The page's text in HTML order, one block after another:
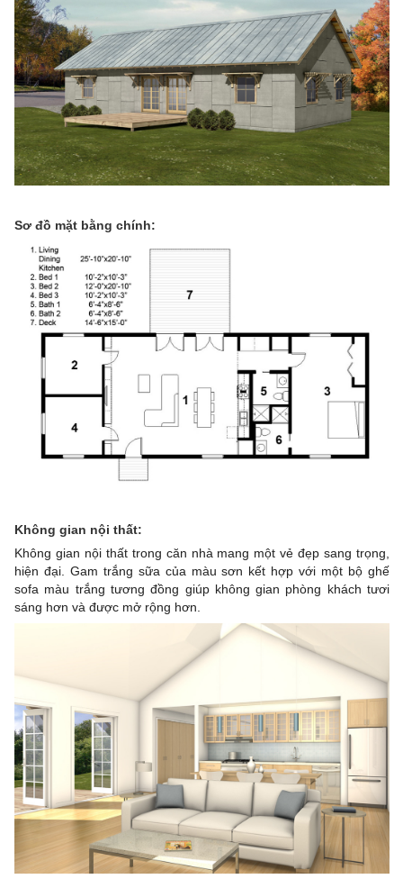
Sơ đồ mặt bằng chính:
Không gian nội thất:
Không gian nội thất trong căn nhà mang một vẻ đẹp sang trọng,
hiện đại. Gam trắng sữa của màu sơn kết hợp với một bộ ghế
sofa màu trắng tương đồng giúp không gian phòng khách tươi
sáng hơn và được mở rộng hơn.